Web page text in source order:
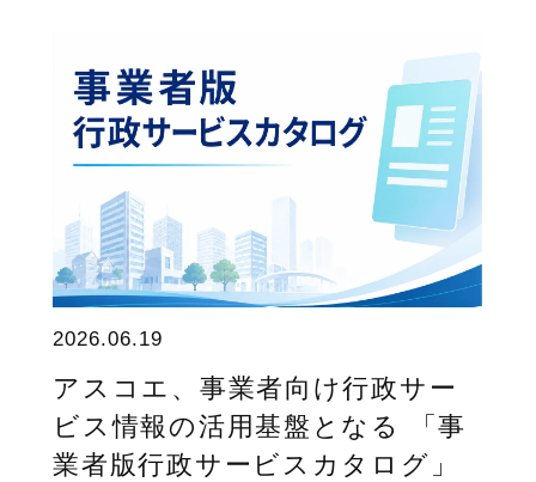
2026.06.19
アスコエ、事業者向け行政サー
ビス情報の活用基盤となる 「事
業者版行政サービスカタログ」